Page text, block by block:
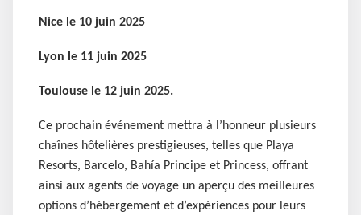
Nice le 10 juin 2025
Lyon le 11 juin 2025
Toulouse le 12 juin 2025.
Ce prochain événement mettra à l’honneur plusieurs
chaînes hôtelières prestigieuses, telles que Playa
Resorts, Barcelo, Bahía Principe et Princess, offrant
ainsi aux agents de voyage un aperçu des meilleures
options d’hébergement et d’expériences pour leurs